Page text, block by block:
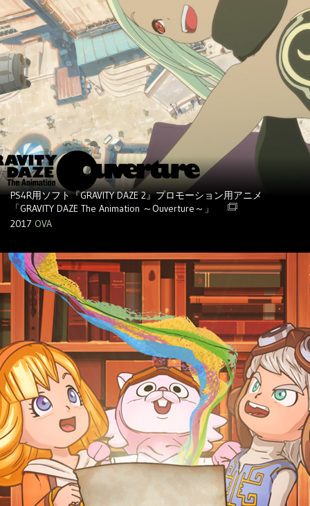
PS4R用ソフト『GRAVITY DAZE 2』プロモーション用アニメ
「GRAVITY DAZE The Animation ～Ouverture～」
2017 OVA